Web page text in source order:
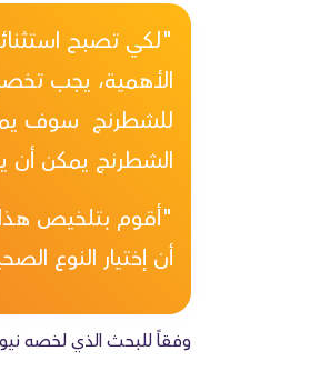
"لكي تصبح
الأهمية، يجب
للشطرنج سوف
الشطرنج يمكن أن
"أقوم بتلخيص
أن إختيار النوع
وفقاً للبحث الذي لخصه